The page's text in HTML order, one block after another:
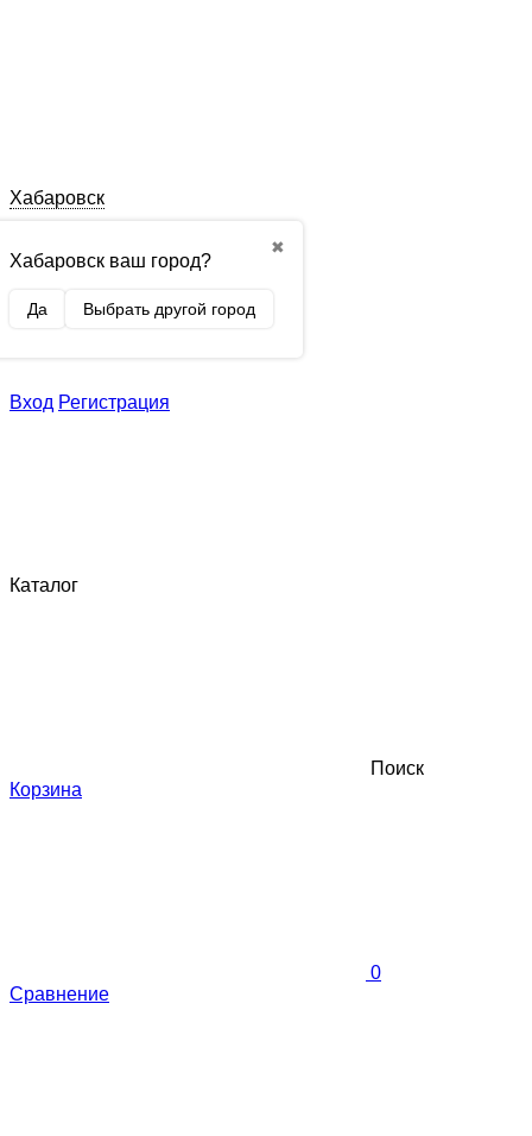
Хабаровск
✖
Хабаровск ваш город?
Да Выбрать другой город
Вход Регистрация
Каталог
Поиск
Корзина
0
Сравнение